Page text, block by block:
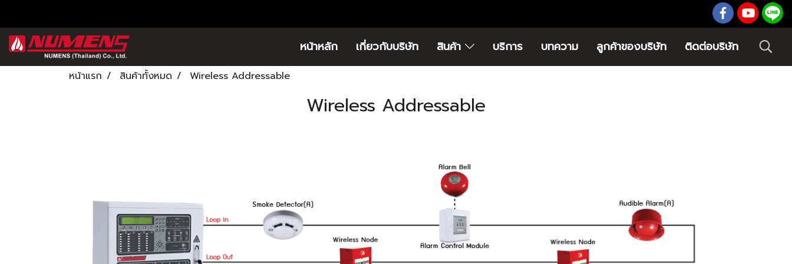
หน้าหลัก เกี่ยวกับบริษัท สินค้า บริการ บทความ ลูกค้าของบริษัท ติดต่อบริษัท
หน้าแรก สินค้าทั้งหมด Wireless Addressable
Wireless Addressable